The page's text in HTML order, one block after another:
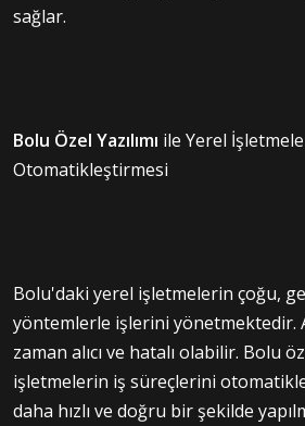
sağlar.
Bolu Özel Yazılımı ile Yerel
Otomatikleştirmesi
Bolu'daki yerel işletmelerin çoğu,
yöntemlerle işlerini yönetmektedir.
zaman alıcı ve hatalı olabilir. Bolu
işletmelerin iş süreçlerini
daha hızlı ve doğru bir şekilde